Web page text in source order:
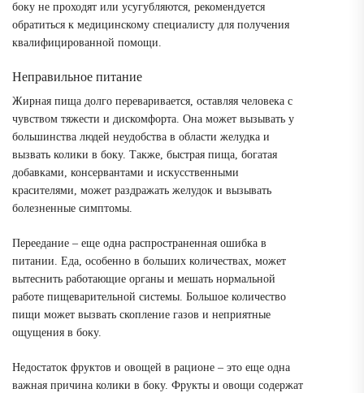
боку не проходят или усугубляются, рекомендуется
обратиться к медицинскому специалисту для получения
квалифицированной помощи.
Неправильное питание
Жирная пища долго переваривается, оставляя человека с
чувством тяжести и дискомфорта. Она может вызывать у
большинства людей неудобства в области желудка и
вызвать колики в боку. Также, быстрая пища, богатая
добавками, консервантами и искусственными
красителями, может раздражать желудок и вызывать
болезненные симптомы.
Переедание – еще одна распространенная ошибка в
питании. Еда, особенно в больших количествах, может
вытеснить работающие органы и мешать нормальной
работе пищеварительной системы. Большое количество
пищи может вызвать скопление газов и неприятные
ощущения в боку.
Недостаток фруктов и овощей в рационе – это еще одна
важная причина колики в боку. Фрукты и овощи содержат